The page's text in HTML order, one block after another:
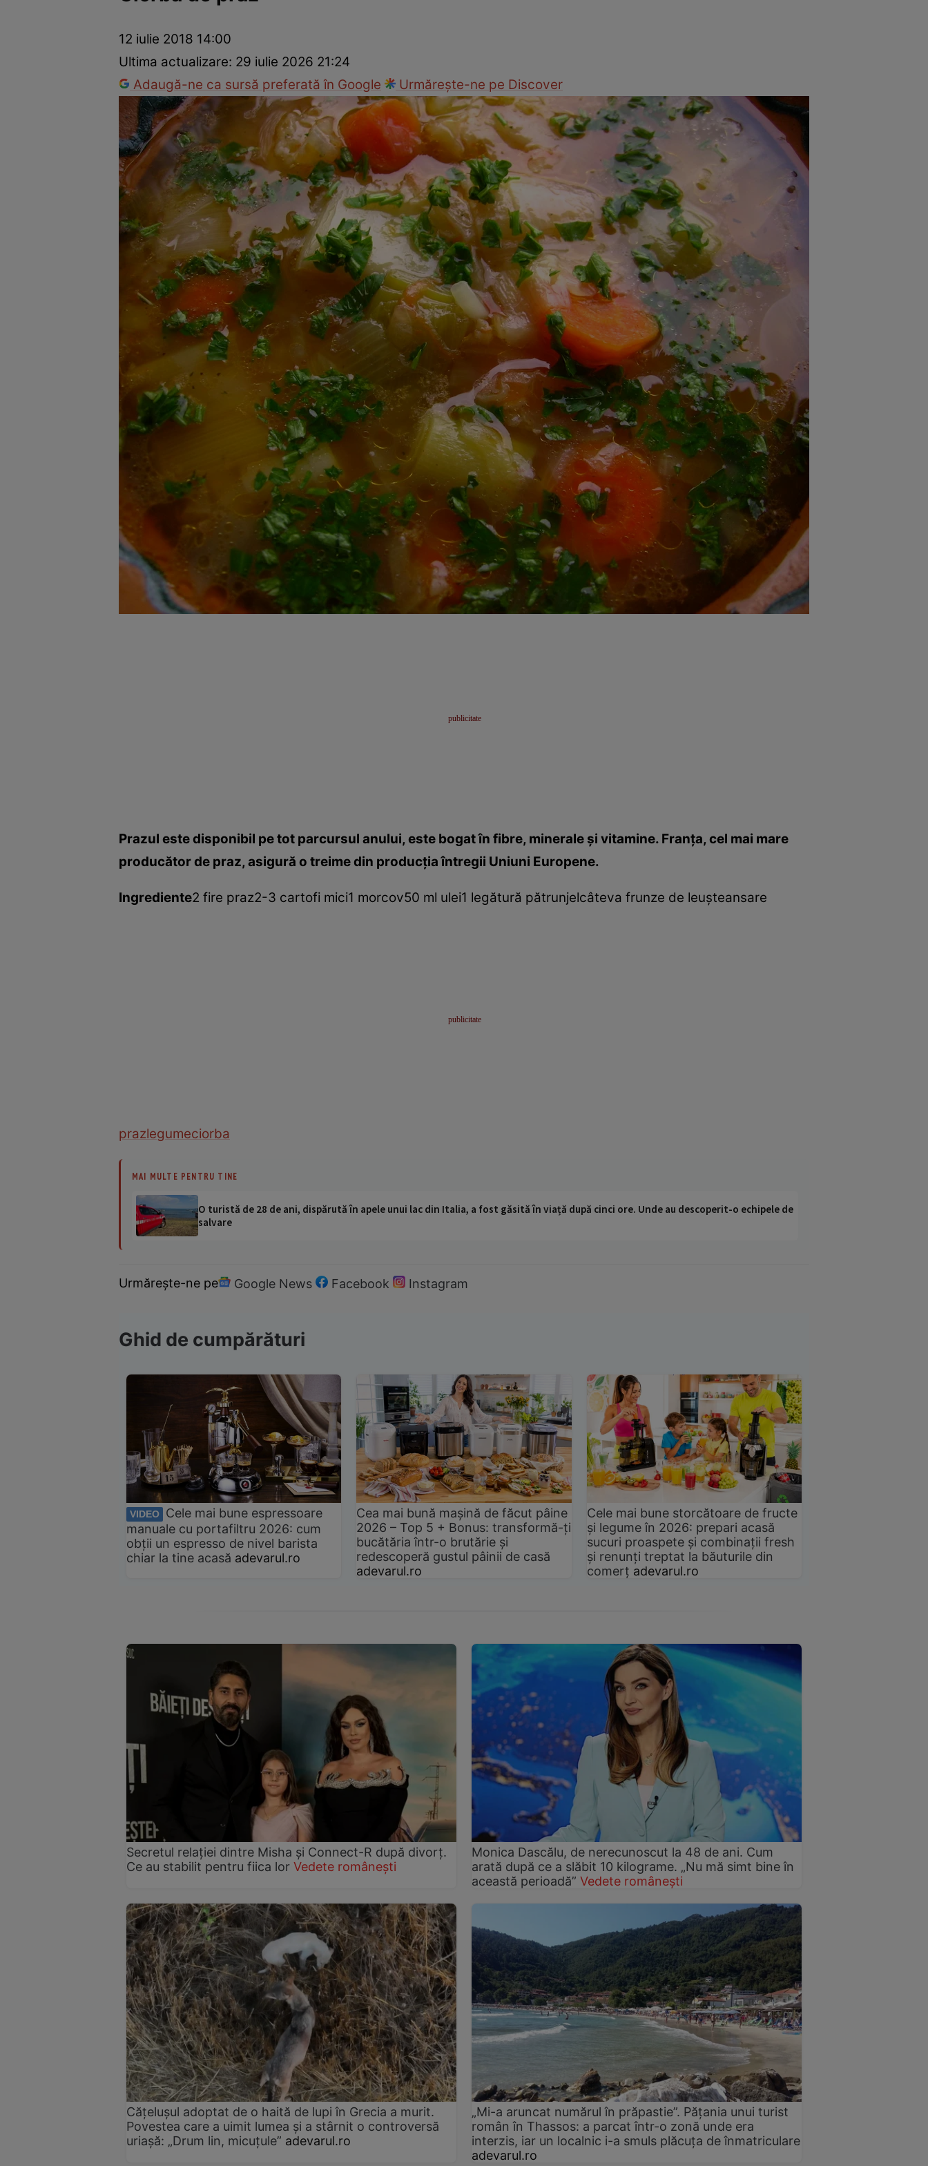
Mâncăruri rapideRețete cu legume
12 iulie 2018 14:00
Ultima actualizare: 29 iulie 2026 21:24
Adaugă-ne ca sursă preferată în Google
Urmărește-ne pe Discover
Prazul este disponibil pe tot parcursul anului, este bogat în fibre, minerale şi vitamine. Franţa, cel mai mare
producător de praz, asigură o treime din producţia întregii Uniuni Europene.
Ingrediente2 fire praz2-3 cartofi mici1 morcov50 ml ulei1 legătură pătrunjelcâteva frunze de leuşteansare
prazlegumeciorba
MAI MULTE PENTRU TINE
O turistă de 28 de ani, dispărută în apele unui lac din Italia, a fost găsită în viață după cinci ore. Unde au descoperit-o echipele de
salvare
Urmărește-ne pe Google News Facebook Instagram
Ghid de cumpărături
VIDEO
Cele mai bune espressoare
manuale cu portafiltru 2026: cum
obții un espresso de nivel barista
chiar la tine acasă adevarul.ro
Cea mai bună mașină de făcut pâine
2026 – Top 5 + Bonus: transformă-ți
bucătăria într-o brutărie și
redescoperă gustul pâinii de casă
adevarul.ro
Cele mai bune storcătoare de fructe
și legume în 2026: prepari acasă
sucuri proaspete și combinații fresh
și renunți treptat la băuturile din
comerț adevarul.ro
Secretul relației dintre Misha și Connect-R după divorț.
Ce au stabilit pentru fiica lor Vedete românești
Monica Dascălu, de nerecunoscut la 48 de ani. Cum
arată după ce a slăbit 10 kilograme. „Nu mă simt bine în
această perioadă” Vedete românești
Cățelușul adoptat de o haită de lupi în Grecia a murit.
Povestea care a uimit lumea și a stârnit o controversă
uriașă: „Drum lin, micuțule” adevarul.ro
„Mi-a aruncat numărul în prăpastie”. Pățania unui turist
român în Thassos: a parcat într-o zonă unde era
interzis, iar un localnic i-a smuls plăcuța de înmatriculare
adevarul.ro